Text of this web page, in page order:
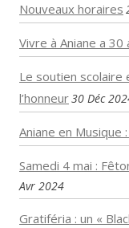
Nouveaux horaires
Vivre à Aniane a 30
Le soutien scolaire
l’honneur30 Déc
Aniane en Musique :
Samedi 4 mai :
Avr 2024
Gratiféria : un «